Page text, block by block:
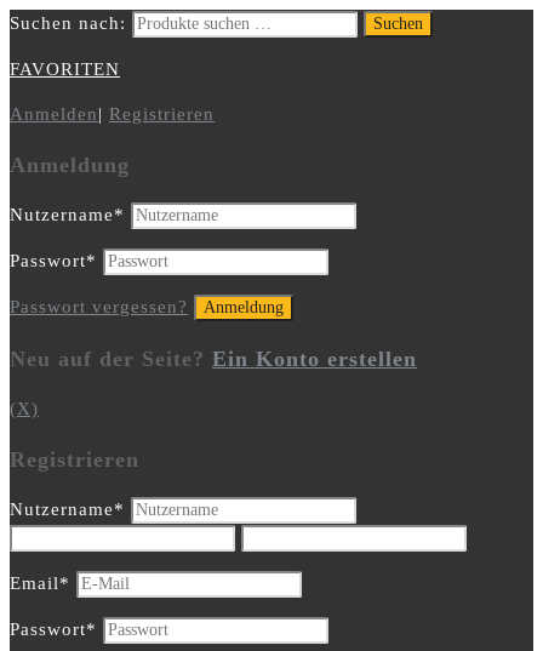
Suchen nach: Suchen
FAVORITEN
Anmelden| Registrieren
Anmeldung
Nutzername*
Passwort*
Passwort vergessen?
Neu auf der Seite? Ein Konto erstellen
(X)
Registrieren
Nutzername*
Email*
Passwort*